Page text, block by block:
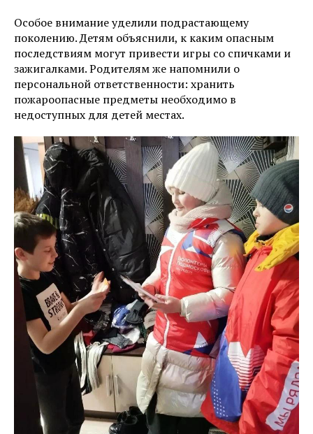
Особое внимание уделили подрастающему
поколению. Детям объяснили, к каким опасным
последствиям могут привести игры со спичками и
зажигалками. Родителям же напомнили о
персональной ответственности: хранить
пожароопасные предметы необходимо в
недоступных для детей местах.